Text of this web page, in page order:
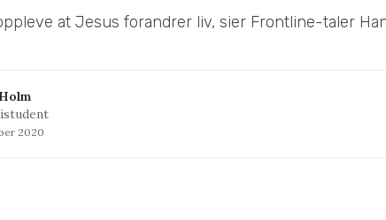
at Jesus forandrer liv, sier Frontline-taler
2020